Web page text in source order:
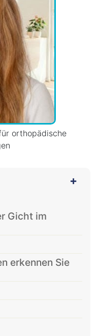
orthopädische
Gicht im
erkennen Sie